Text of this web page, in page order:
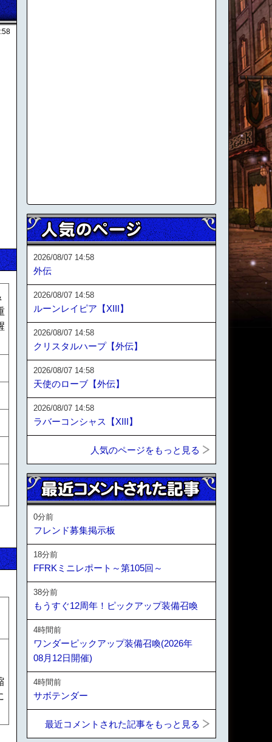
2026/08/07 14:58
外伝
2026/08/07 14:58
ルーンレイピア【XIII】
2026/08/07 14:58
クリスタルハープ【外伝】
2026/08/07 14:58
天使のローブ【外伝】
2026/08/07 14:58
ラバーコンシャス【XIII】
人気のページをもっと見る
0分前
フレンド募集掲示板
18分前
FFRKミニレポート～第105回～
38分前
もうすぐ12周年！ピックアップ装備召喚
4時間前
ワンダーピックアップ装備召喚(2026年
08月12日開催)
4時間前
サボテンダー
最近コメントされた記事をもっと見る